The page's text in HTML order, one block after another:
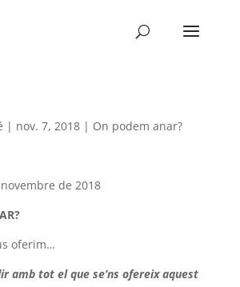
| nov. 7, 2018| On podem anar?
de 2018
oferim…
amb tot el que se’ns ofereix aquest